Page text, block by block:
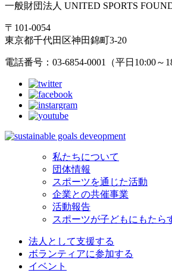
一般財団法人 UNITED SPORTS
〒101-0054
東京都千代田区神田錦町3-20
電話番号：03-6854-0001（平日10:00～
私たちについて
団体情報
スポーツを通じた活動
企業との共催事業
活動報告
スポーツが子どもにもたら
法人として支援する
ボランティアに参加する
イベント